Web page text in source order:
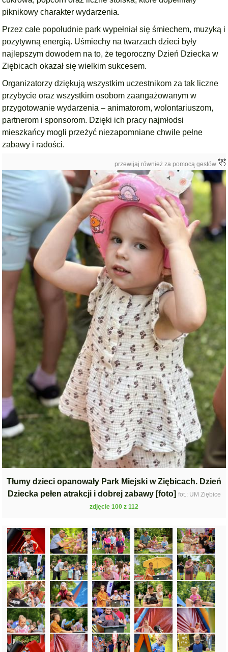
piknikowy charakter wydarzenia.
Przez całe popołudnie park wypełniał się śmiechem, muzyką i
pozytywną energią. Uśmiechy na twarzach dzieci były
najlepszym dowodem na to, że tegoroczny Dzień Dziecka w
Ziębicach okazał się wielkim sukcesem.
Organizatorzy dziękują wszystkim uczestnikom za tak liczne
przybycie oraz wszystkim osobom zaangażowanym w
przygotowanie wydarzenia – animatorom, wolontariuszom,
partnerom i sponsorom. Dzięki ich pracy najmłodsi
mieszkańcy mogli przeżyć niezapomniane chwile pełne
zabawy i radości.
przewijaj również za pomocą gestów
Tłumy dzieci opanowały Park Miejski w Ziębicach. Dzień
Dziecka pełen atrakcji i dobrej zabawy [foto] fot.: UM Ziębice
zdjęcie 100 z 112